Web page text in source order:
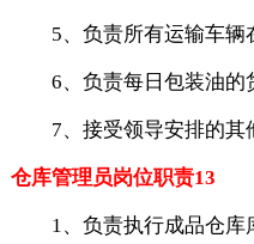
5、负责所有运输车辆
6、负责每日包装油的
7、接受领导安排的其
仓库管理员岗位职责13
1、负责执行成品仓